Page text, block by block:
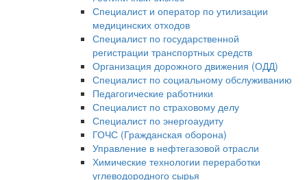
Специалист и оператор по утилизации
медицинских отходов
Специалист по государственной
регистрации транспортных средств
Организация дорожного движения (ОДД)
Специалист по социальному обслуживанию
Педагогические работники
Специалист по страховому делу
Специалист по энергоаудиту
ГОЧС (Гражданская оборона)
Управление в нефтегазовой отрасли
Химические технологии переработки
углеводородного сырья